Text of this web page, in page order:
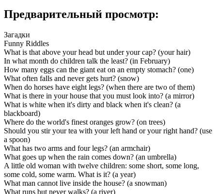
Предварительный просмотр:
Загадки
Funny Riddles
What is that above your head but under your cap? (your hair)
In what month do children talk the least? (in February)
How many eggs can the giant eat on an empty stomach? (one)
What often falls and never gets hurt? (snow)
When do horses have eight legs? (when there are two of them)
What is there in your house that you must look into? (a mirror)
What is white when it's dirty and black when it's clean? (a
blackboard)
Where do the world's finest oranges grow? (on trees)
Should you stir your tea with your left hand or your right hand? (use
a spoon)
What has two arms and four legs? (an armchair)
What goes up when the rain comes down? (an umbrella)
A little old woman with twelve children: some short, some long,
some cold, some warm. What is it? (a year)
What man cannot live inside the house? (a snowman)
What runs but never walks? (a river)